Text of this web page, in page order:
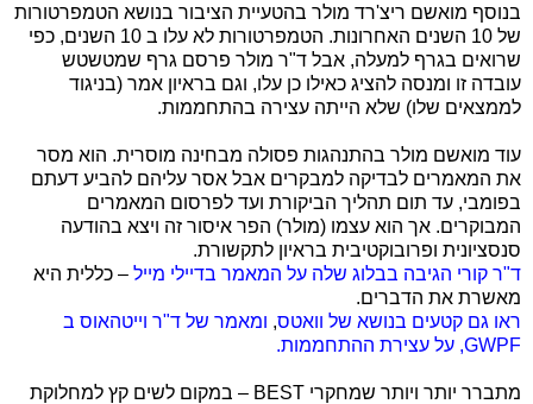
בנוסף מואשם ריצ'רד מולר בהטעיית הציבור בנושא הטמפרטורות
של 10 השנים האחרונות. הטמפרטורות לא עלו ב 10 השנים, כפי
שרואים בגרף למעלה, אבל ד"ר מולר פרסם גרף שמטשטש
עובדה זו ומנסה להציג כאילו כן עלו, וגם בראיון אמר (בניגוד
לממצאים שלו) שלא הייתה עצירה בהתחממות.
עוד מואשם מולר בהתנהגות פסולה מבחינה מוסרית. הוא מסר
את המאמרים לבדיקה למבקרים אבל אסר עליהם להביע דעתם
בפומבי, עד תום תהליך הביקורת ועד לפרסום המאמרים
המבוקרים. אך הוא עצמו (מולר) הפר איסור זה ויצא בהודעה
סנסציונית ופרובוקטיבית בראיון לתקשורת.
ד"ר קורי הגיבה בבלוג שלה על המאמר בדיילי מייל – כללית היא
מאשרת את הדברים.
ראו גם קטעים בנושא של וואטס, ומאמר של ד"ר וייטהאוס ב
GWPF, על עצירת ההתחממות.
מתברר יותר ויותר שמחקרי BEST – במקום לשים קץ למחלוקת